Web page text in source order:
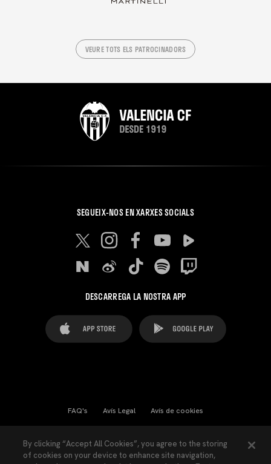
VEURE TOTS ELS PATROCINADORS
SEGUEIX-NOS EN XARXES SOCIALS
DESCARREGA LA NOSTRA APP
FAQ's Avís Legal Avís de cookies
Llei de Transparència Política de Privacitat
By clicking “Accept All Cookies”, you agree to the storing
of cookies on your device to enhance site navigation,